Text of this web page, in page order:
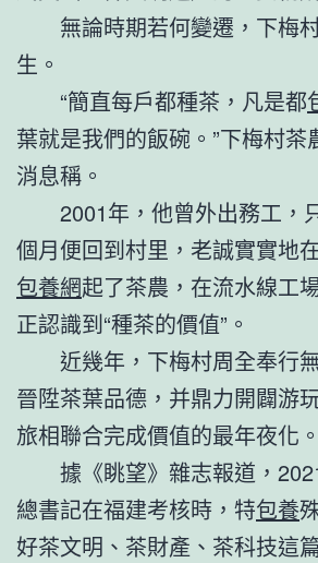
無論時期若何變遷，下梅
生。
“簡直每戶都種茶，凡是都
葉就是我們的飯碗。”下梅村茶
消息稱。
2001年，他曾外出務工，
個月便回到村里，老誠實實地
包養網起了茶農，在流水線工
正認識到“種茶的價值”。
近幾年，下梅村周全奉行
晉陞茶葉品德，并鼎力開闢游
旅相聯合完成價值的最年夜化。
據《眺望》雜志報道，
總書記在福建考核時，特包養
好茶文明、茶財產、茶科技這